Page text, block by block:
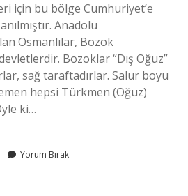
için bu bölge Cumhuriyet’e
Anadolu
Osmanlılar, Bozok
Bozoklar “Dış Oğuz”
sağ taraftadırlar. Salur boyu
hepsi Türkmen (Oğuz)
ki…
Yorum Bırak